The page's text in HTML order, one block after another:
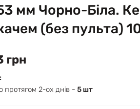
мм Чорно-Біла.
(без пульта)
грн
протягом 2-ох днів - 5 шт